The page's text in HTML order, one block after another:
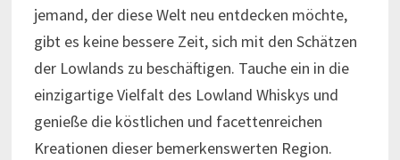
jemand, der diese Welt neu entdecken möchte,
gibt es keine bessere Zeit, sich mit den Schätzen
der Lowlands zu beschäftigen. Tauche ein in die
einzigartige Vielfalt des Lowland Whiskys und
genieße die köstlichen und facettenreichen
Kreationen dieser bemerkenswerten Region.